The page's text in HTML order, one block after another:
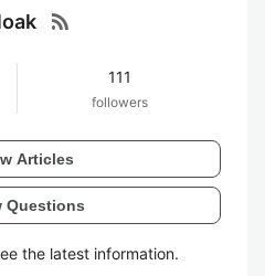
rss_feed
111
followers
Articles
Questions
the latest information.